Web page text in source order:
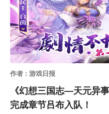
作者 : 游戏日报
《幻想三国志—天元异事
完成章节吕布入队！